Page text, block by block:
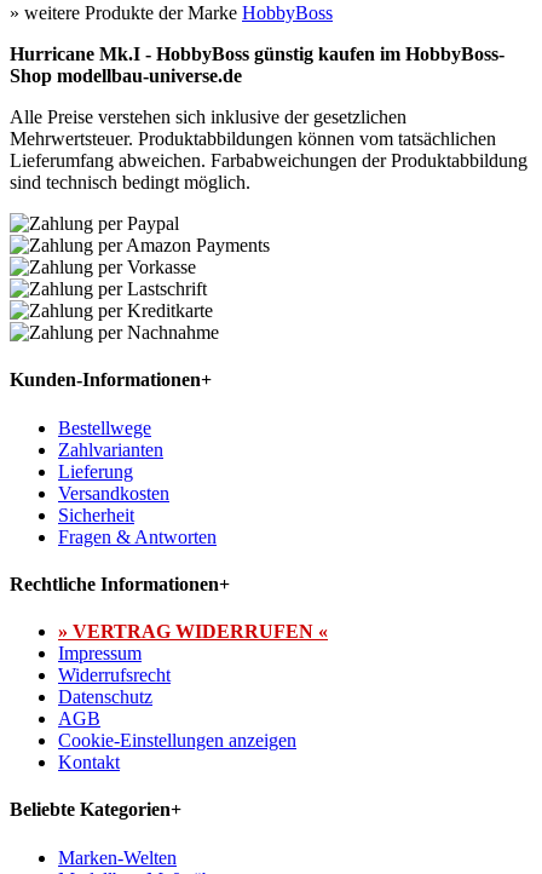
» weitere Produkte der Marke HobbyBoss
Hurricane Mk.I - HobbyBoss günstig kaufen im HobbyBoss-
Shop modellbau-universe.de
Alle Preise verstehen sich inklusive der gesetzlichen
Mehrwertsteuer. Produktabbildungen können vom tatsächlichen
Lieferumfang abweichen. Farbabweichungen der Produktabbildung
sind technisch bedingt möglich.
Kunden-Informationen+
Bestellwege
Zahlvarianten
Lieferung
Versandkosten
Sicherheit
Fragen & Antworten
Rechtliche Informationen+
» VERTRAG WIDERRUFEN «
Impressum
Widerrufsrecht
Datenschutz
AGB
Cookie-Einstellungen anzeigen
Kontakt
Beliebte Kategorien+
Marken-Welten